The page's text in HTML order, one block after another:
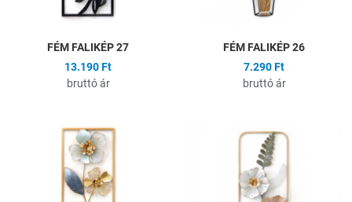
FÉM FALIKÉP 27
13.190 Ft
bruttó ár
FÉM FALIKÉP 26
7.290 Ft
bruttó ár
Hozzáadás a kívánságlistához
Összehasonlítás